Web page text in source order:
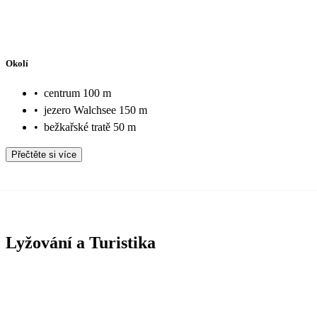
Okolí
• centrum 100 m
• jezero Walchsee 150 m
• bežkařské tratě 50 m
Přečtěte si více
Lyžování a Turistika